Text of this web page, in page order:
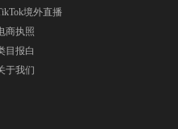
境外直播
商执照
目报白
于我们